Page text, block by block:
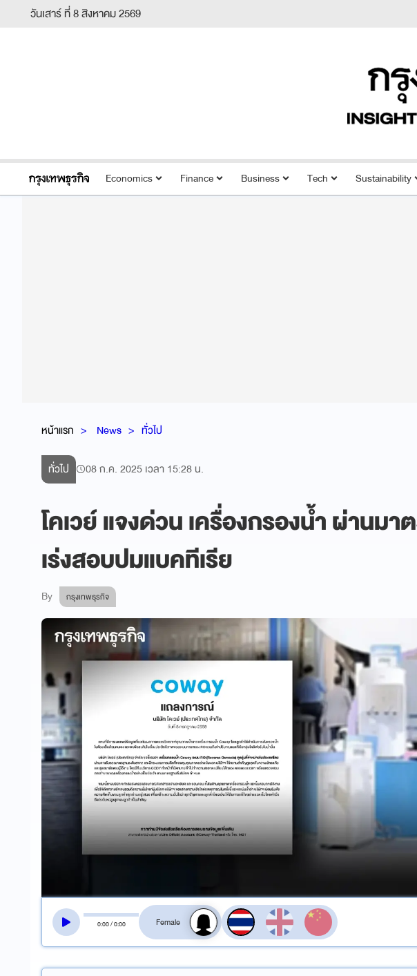
วันเสาร์ ที่ 8 สิงหาคม 2569
Economics Finance Business Tech Sustainability
หน้าแรก News ทั่วไป
ทั่วไป 08 ก.ค. 2025 เวลา 15:28 น.
โคเวย์ แจงด่วน เครื่องกรองน้ำ ผ่านม
เร่งสอบปมแบคทีเรีย
By กรุงเทพธุรกิจ
0:00/0:00
สลับเสียงอ่าน